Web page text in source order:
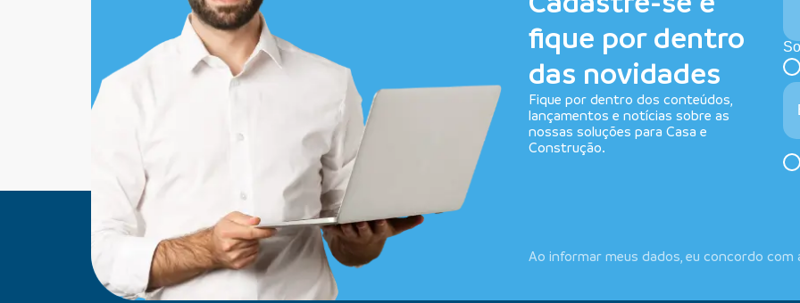
fique por dentro
das novidades
Fique por dentro dos conteúdos,
lançamentos e notícias sobre as
nossas soluções para Casa e
Construção.
Ao informar meus dados, eu concordo com